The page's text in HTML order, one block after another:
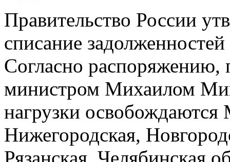
Правительство России
списание
Согласно распоряжению,
министром Михаилом
нагрузки освобождаются
Нижегородская,
Рязанская, Челябинская